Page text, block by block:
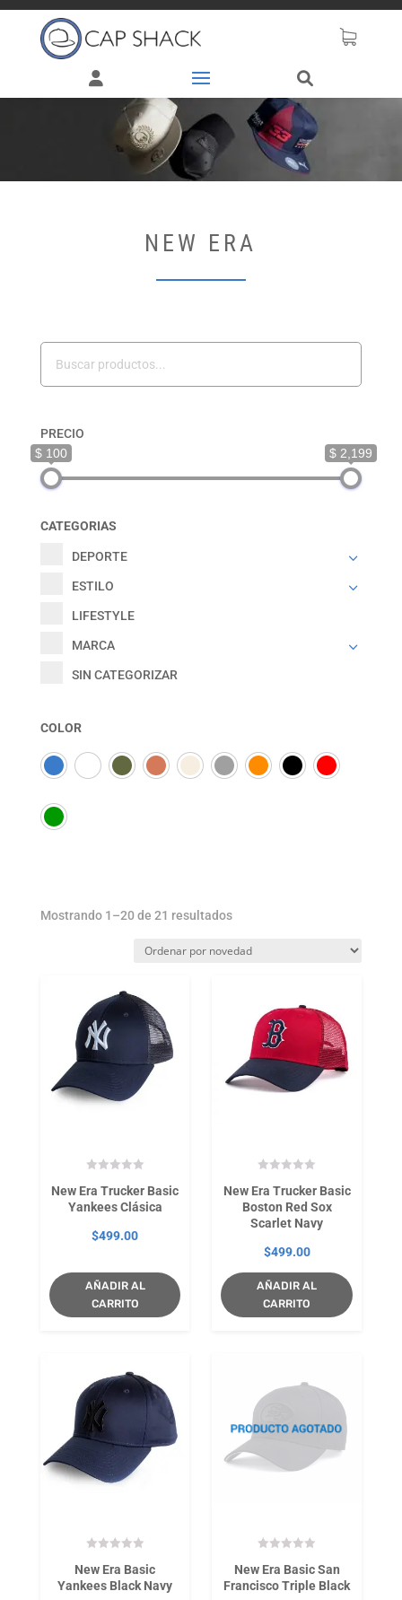
NEW ERA
PRECIO
$ 100
$ 2,199
CATEGORIAS
DEPORTE
ESTILO
LIFESTYLE
MARCA
SIN CATEGORIZAR
COLOR
Mostrando 1–20 de 21 resultadosOrdenado
los
New Era Trucker Basic
Yankees Clásica
$499.00
AÑADIR AL
CARRITO
New Era Trucker Basic
Boston Red Sox
Scarlet Navy
$499.00
AÑADIR AL
CARRITO
New Era Basic
Yankees Black Navy
New Era Basic San
Francisco Triple Black